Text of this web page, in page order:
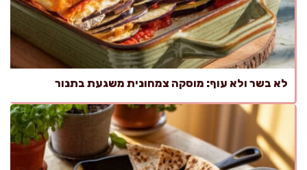
לא בשר ולא עוף: מוסקה צמחונית משגעת בתנור